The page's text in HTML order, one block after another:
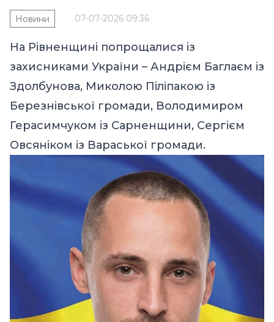
07-07-2026 09:36
Новини
На Рівненщині попрощалися із
захисниками України – Андрієм Баглаєм із
Здолбунова, Миколою Піліпакою із
Березнівської громади, Володимиром
Герасимчуком із Сарненщини, Сергієм
Овсяніком із Вараської громади.